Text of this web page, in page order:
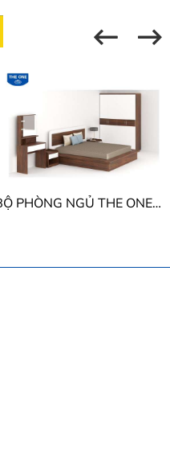
BỘ PHÒNG NGỦ THE ONE BỘ PHÒNG NGỦ 308